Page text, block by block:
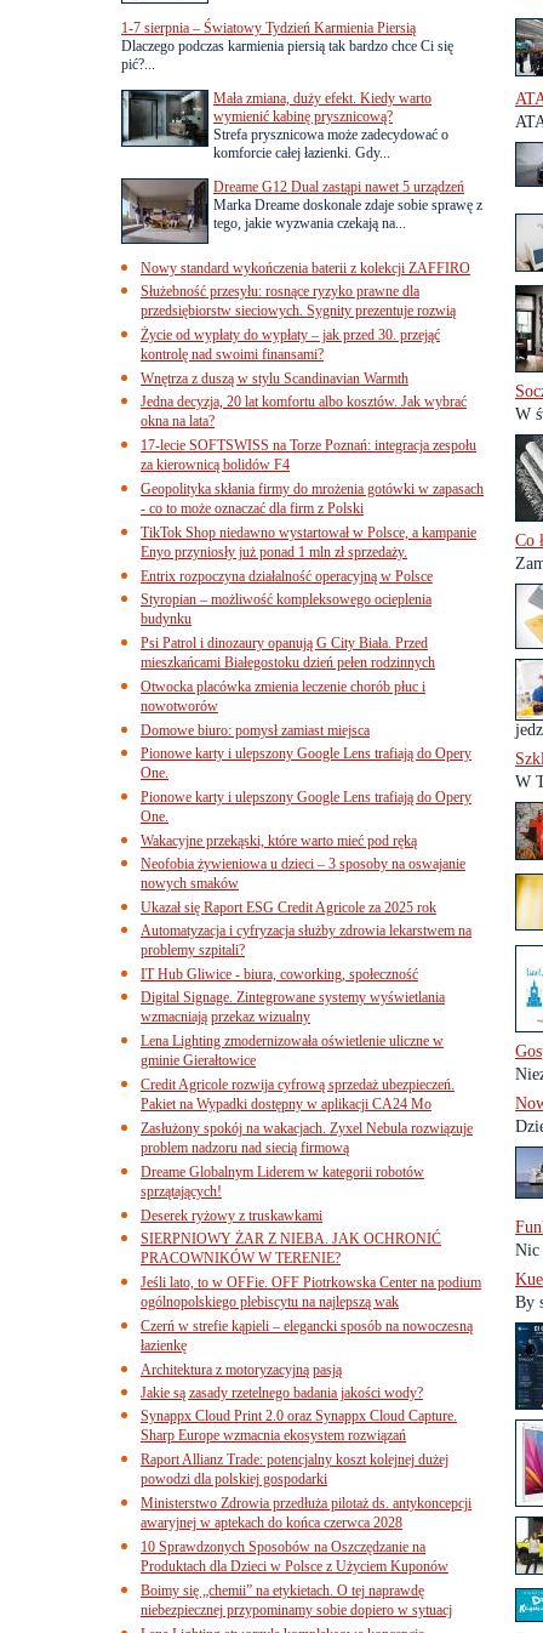
W
Co
W
Nic
By
1-7 sierpnia – Światowy Tydzień Karmienia Piersią
Dlaczego podczas karmienia piersią tak bardzo chce Ci się
pić?...
Mała zmiana, duży efekt. Kiedy warto
wymienić kabinę prysznicową?
Strefa prysznicowa może zadecydować o
komforcie całej łazienki. Gdy...
Dreame G12 Dual zastąpi nawet 5 urządzeń
Marka Dreame doskonale zdaje sobie sprawę z
tego, jakie wyzwania czekają na...
Nowy standard wykończenia baterii z kolekcji ZAFFIRO
Służebność przesyłu: rosnące ryzyko prawne dla
przedsiębiorstw sieciowych. Sygnity prezentuje rozwią
Życie od wypłaty do wypłaty – jak przed 30. przejąć
kontrolę nad swoimi finansami?
Wnętrza z duszą w stylu Scandinavian Warmth
Jedna decyzja, 20 lat komfortu albo kosztów. Jak wybrać
okna na lata?
17-lecie SOFTSWISS na Torze Poznań: integracja zespołu
za kierownicą bolidów F4
Geopolityka skłania firmy do mrożenia gotówki w zapasach
- co to może oznaczać dla firm z Polski
TikTok Shop niedawno wystartował w Polsce, a kampanie
Enyo przyniosły już ponad 1 mln zł sprzedaży.
Entrix rozpoczyna działalność operacyjną w Polsce
Styropian – możliwość kompleksowego ocieplenia
budynku
Psi Patrol i dinozaury opanują G City Biała. Przed
mieszkańcami Białegostoku dzień pełen rodzinnych
Otwocka placówka zmienia leczenie chorób płuc i
nowotworów
Domowe biuro: pomysł zamiast miejsca
Pionowe karty i ulepszony Google Lens trafiają do Opery
One.
Pionowe karty i ulepszony Google Lens trafiają do Opery
One.
Wakacyjne przekąski, które warto mieć pod ręką
Neofobia żywieniowa u dzieci – 3 sposoby na oswajanie
nowych smaków
Ukazał się Raport ESG Credit Agricole za 2025 rok
Automatyzacja i cyfryzacja służby zdrowia lekarstwem na
problemy szpitali?
IT Hub Gliwice - biura, coworking, społeczność
Digital Signage. Zintegrowane systemy wyświetlania
wzmacniają przekaz wizualny
Lena Lighting zmodernizowała oświetlenie uliczne w
gminie Gierałtowice
Credit Agricole rozwija cyfrową sprzedaż ubezpieczeń.
Pakiet na Wypadki dostępny w aplikacji CA24 Mo
Zasłużony spokój na wakacjach. Zyxel Nebula rozwiązuje
problem nadzoru nad siecią firmową
Dreame Globalnym Liderem w kategorii robotów
sprzątających!
Deserek ryżowy z truskawkami
SIERPNIOWY ŻAR Z NIEBA. JAK OCHRONIĆ
PRACOWNIKÓW W TERENIE?
Jeśli lato, to w OFFie. OFF Piotrkowska Center na podium
ogólnopolskiego plebiscytu na najlepszą wak
Czerń w strefie kąpieli – elegancki sposób na nowoczesną
łazienkę
Architektura z motoryzacyjną pasją
Jakie są zasady rzetelnego badania jakości wody?
Synappx Cloud Print 2.0 oraz Synappx Cloud Capture.
Sharp Europe wzmacnia ekosystem rozwiązań
Raport Allianz Trade: potencjalny koszt kolejnej dużej
powodzi dla polskiej gospodarki
Ministerstwo Zdrowia przedłuża pilotaż ds. antykoncepcji
awaryjnej w aptekach do końca czerwca 2028
10 Sprawdzonych Sposobów na Oszczędzanie na
Produktach dla Dzieci w Polsce z Użyciem Kuponów
Boimy się „chemii” na etykietach. O tej naprawdę
niebezpiecznej przypominamy sobie dopiero w sytuacj